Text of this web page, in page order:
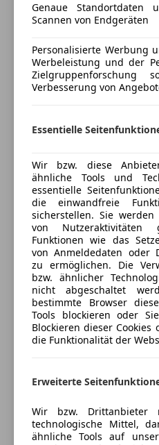
teilb. Rücksitzbank
Tempomat
Unterhaltung/Media
Android Auto
Apple CarPlay
Induktionsladen für
Soundsystem
USB
Volldigitales
Sicherheit
ABS
Alarmanlage
ESP
Fernlichtassistent
Isofix
LED-Scheinwerfer
Traktionskontrolle
Wegfahrsperre
Alufelgen
Versicherungsschutz
anpassen
Freischaden-Gutschein
Auto einfach online
Jetzt
Verkäufer Händler
Rudi Lins Gesellschaft
Sternebewertung 5 von 5
5 Sterne
(100% Weiterempfehlungen)
Anbieter auf AutoScout24 seit 2021
Bundesstrasse 26d,
6830 Rankweil, AT
Kontakt
Genaue Standortdaten
Scannen von Endgeräten
Personalisierte Werbung
Werbeleistung und der
Zielgruppenforschung
Verbesserung von
Essentielle
Wir bzw. diese
ähnliche Tools und
essentielle
die einwandfreie
sicherstellen. Sie
von
Funktionen wie das
von Anmeldedaten oder
zu ermöglichen. Die
bzw. ähnlicher
nicht abgeschaltet
bestimmte Browser
Tools blockieren oder
Blockieren dieser Cookies
die Funktionalität der
Erweiterte
Wir bzw. Drittanbieter
technologische Mittel,
ähnliche Tools auf